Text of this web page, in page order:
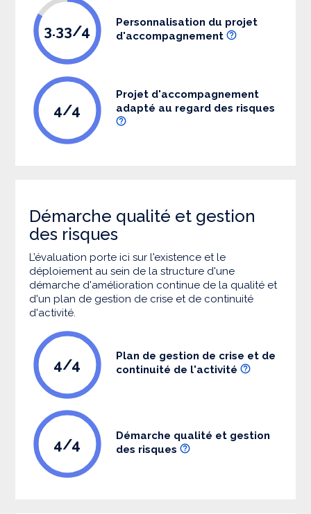
3.33/4
Personnalisation du projet
d'accompagnement
4/4
Projet d'accompagnement
adapté au regard des risques
Démarche qualité et gestion
des risques
L’évaluation porte ici sur l'existence et le
déploiement au sein de la structure d'une
démarche d'amélioration continue de la qualité et
d'un plan de gestion de crise et de continuité
d'activité.
4/4
Plan de gestion de crise et de
continuité de l'activité
4/4
Démarche qualité et gestion
des risques